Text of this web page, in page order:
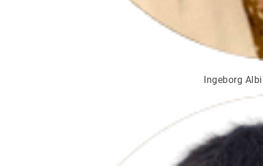
Ingeborg